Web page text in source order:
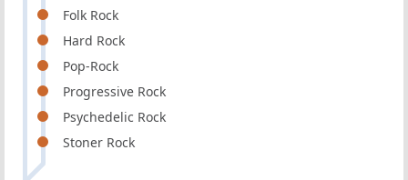
Folk Rock
Hard Rock
Pop-Rock
Progressive Rock
Psychedelic Rock
Stoner Rock